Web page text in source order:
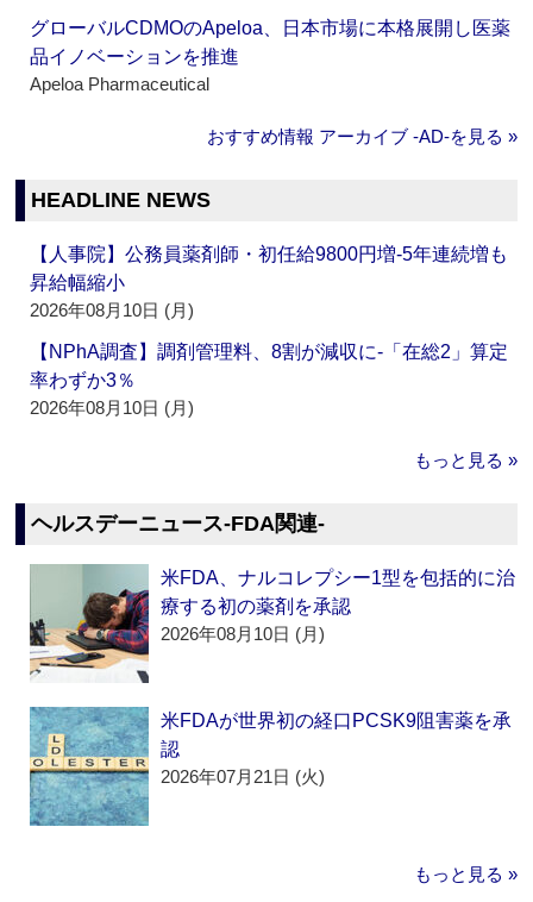
グローバルCDMOのApeloa、日本市場に本格展開し医薬
品イノベーションを推進
Apeloa Pharmaceutical
おすすめ情報 アーカイブ ‐AD‐を見る »
HEADLINE NEWS
【人事院】公務員薬剤師・初任給9800円増‐5年連続増も
昇給幅縮小
2026年08月10日 (月)
【NPhA調査】調剤管理料、8割が減収に‐「在総2」算定
率わずか3％
2026年08月10日 (月)
もっと見る »
ヘルスデーニュース‐FDA関連‐
米FDA、ナルコレプシー1型を包括的に治
療する初の薬剤を承認
2026年08月10日 (月)
米FDAが世界初の経口PCSK9阻害薬を承
認
2026年07月21日 (火)
もっと見る »